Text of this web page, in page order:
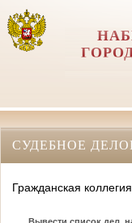
СУДЕБНОЕ
Гражданская коллегия